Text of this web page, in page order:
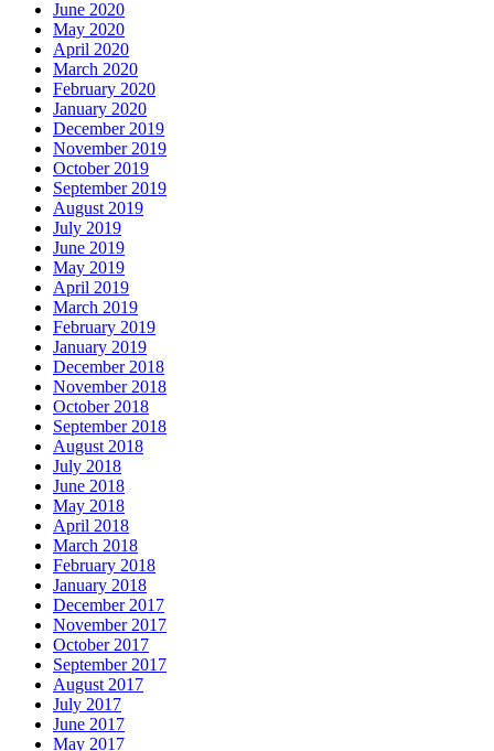
June 2020
May 2020
April 2020
March 2020
February 2020
January 2020
December 2019
November 2019
October 2019
September 2019
August 2019
July 2019
June 2019
May 2019
April 2019
March 2019
February 2019
January 2019
December 2018
November 2018
October 2018
September 2018
August 2018
July 2018
June 2018
May 2018
April 2018
March 2018
February 2018
January 2018
December 2017
November 2017
October 2017
September 2017
August 2017
July 2017
June 2017
May 2017